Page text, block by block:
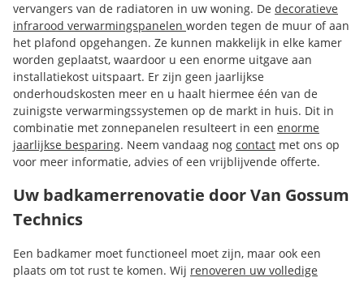
vervangers van de radiatoren in uw woning. De decoratieve
infrarood verwarmingspanelen worden tegen de muur of aan
het plafond opgehangen. Ze kunnen makkelijk in elke kamer
worden geplaatst, waardoor u een enorme uitgave aan
installatiekost uitspaart. Er zijn geen jaarlijkse
onderhoudskosten meer en u haalt hiermee één van de
zuinigste verwarmingssystemen op de markt in huis. Dit in
combinatie met zonnepanelen resulteert in een enorme
jaarlijkse besparing. Neem vandaag nog contact met ons op
voor meer informatie, advies of een vrijblijvende offerte.
Uw badkamerrenovatie door Van Gossum
Technics
Een badkamer moet functioneel moet zijn, maar ook een
plaats om tot rust te komen. Wij renoveren uw volledige